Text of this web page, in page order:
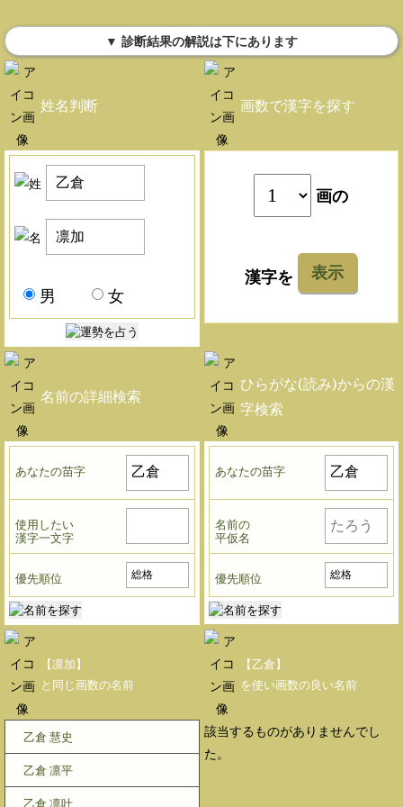
▼ 診断結果の解説は下にあります
姓名判断
男 女
画数で漢字を探す
画の
漢字を 表示
名前の詳細検索
あなたの苗字
使用したい
漢字一文字
優先順位
ひらがな(読み)からの漢
字検索
あなたの苗字
名前の
平仮名
優先順位
【凛加】
と同じ画数の名前
乙倉 慧史
乙倉 凛平
乙倉 凛叶
【乙倉】
を使い画数の良い名前
該当するものがありませんでし
た。